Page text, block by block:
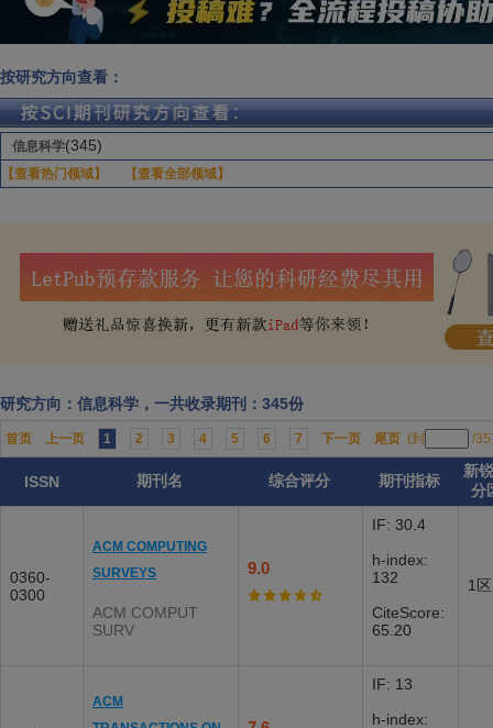
按研究方向查看：
信息科学(345)
【查看热门领域】 【查看全部领域】
研究方向：信息科学，一共收录期刊：345份
首页 上一页 1 2 3 4 5 6 7 下一页 尾页 (到 /
ISSN 期刊名 综合评分 期刊指标
新
分
0360-
0300
ACM COMPUTING
SURVEYS
ACM COMPUT
SURV
9.0
IF: 30.4
h-index:
132
CiteScore:
65.20
1区
ACM
IF: 13
h-index: